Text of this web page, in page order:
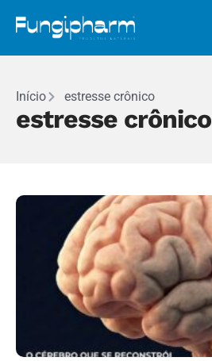
Início estresse crônico
estresse crônico